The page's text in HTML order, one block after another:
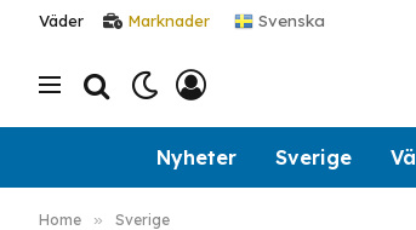
Väder Marknader Svenska
Nyheter Sverige
Home » Sverige